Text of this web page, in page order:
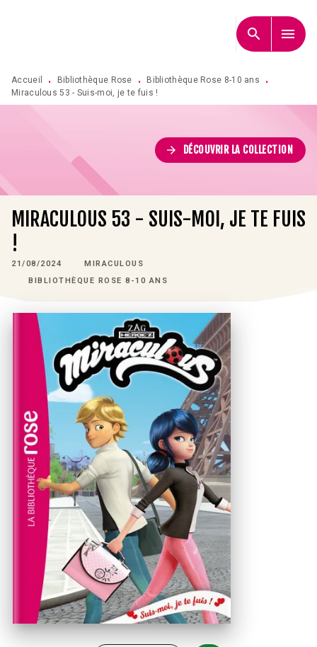
search menu
Accueil • Bibliothèque Rose • Bibliothèque Rose 8-10 ans
•
Miraculous 53 - Suis-moi, je te fuis !
arrow_forward DÉCOUVRIR LA COLLECTION
MIRACULOUS 53 - SUIS-MOI, JE TE FUIS
!
21/08/2024
MIRACULOUS
BIBLIOTHÈQUE ROSE 8-10 ANS